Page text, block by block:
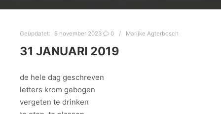
Geüpdatet: 5 november 2023 0 Marijke Agterbosch
31 JANUARI 2019
de hele dag geschreven
letters krom gebogen
vergeten te drinken